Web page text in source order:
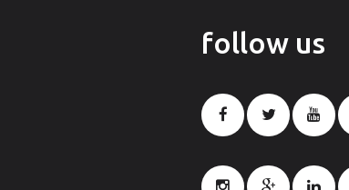
follow us